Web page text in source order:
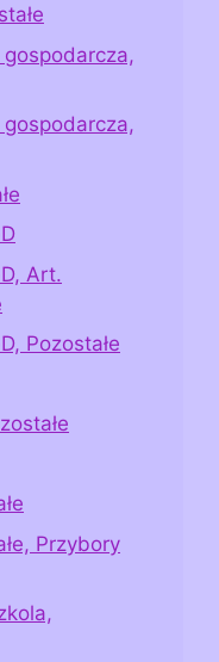
Art.
Pozostałe
Przybory